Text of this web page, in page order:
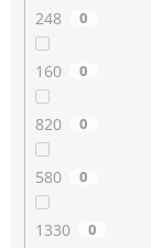
248 0
160 0
820 0
580 0
1330 0